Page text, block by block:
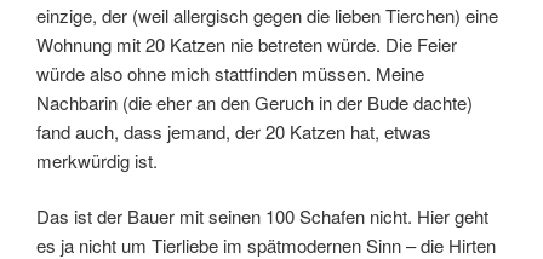
einzige, der (weil allergisch gegen die lieben Tierchen) eine
Wohnung mit 20 Katzen nie betreten würde. Die Feier
würde also ohne mich stattfinden müssen. Meine
Nachbarin (die eher an den Geruch in der Bude dachte)
fand auch, dass jemand, der 20 Katzen hat, etwas
merkwürdig ist.
Das ist der Bauer mit seinen 100 Schafen nicht. Hier geht
es ja nicht um Tierliebe im spätmodernen Sinn – die Hirten